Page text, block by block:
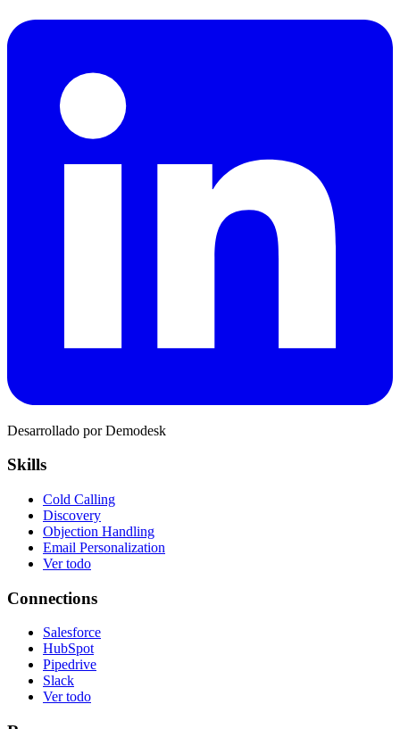
Desarrollado por Demodesk
Skills
Cold Calling
Discovery
Objection Handling
Email Personalization
Ver todo
Connections
Salesforce
HubSpot
Pipedrive
Slack
Ver todo